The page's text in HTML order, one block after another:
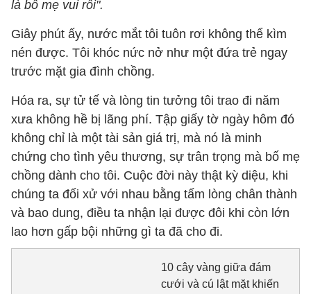
là bố mẹ vui rồi".
Giây phút ấy, nước mắt tôi tuôn rơi không thể kìm
nén được. Tôi khóc nức nở như một đứa trẻ ngay
trước mặt gia đình chồng.
Hóa ra, sự tử tế và lòng tin tưởng tôi trao đi năm
xưa không hề bị lãng phí. Tập giấy tờ ngày hôm đó
không chỉ là một tài sản giá trị, mà nó là minh
chứng cho tình yêu thương, sự trân trọng mà bố mẹ
chồng dành cho tôi. Cuộc đời này thật kỳ diệu, khi
chúng ta đối xử với nhau bằng tấm lòng chân thành
và bao dung, điều ta nhận lại được đôi khi còn lớn
lao hơn gấp bội những gì ta đã cho đi.
10 cây vàng giữa đám
cưới và cú lật mặt khiến